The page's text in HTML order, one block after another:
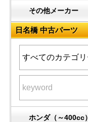
その他メーカー
日名橋 中古パーツ
ホンダ（～400cc）